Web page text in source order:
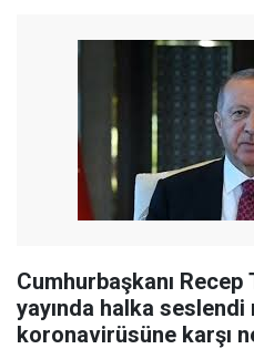
Cumhurbaşkanı Recep
yayında halka
koronavirüsüne karşı